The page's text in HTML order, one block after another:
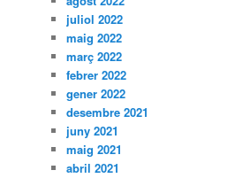
juliol 2022
maig 2022
març 2022
febrer 2022
gener 2022
desembre 2021
juny 2021
maig 2021
abril 2021